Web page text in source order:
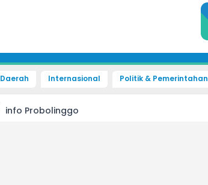
Daerah Internasional Politik & Pemerintahan
info Probolinggo